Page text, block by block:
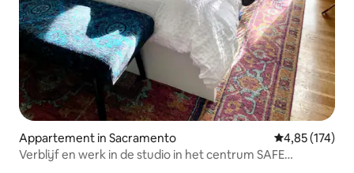
Appartement in Sacramento Gemiddelde
4,85 (174)
Verblijf en werk in de studio in het centrum SAFE